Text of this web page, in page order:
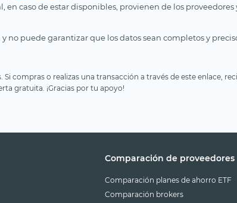
en caso de estar disponibles, provienen de los proveedores
puede garantizar que los datos sean completos y
compras o realizas una transacción a través de este enlace,
gratuita. ¡Gracias por tu apoyo!
Comparación de proveedores
Comparación planes de ahorro ETF
Comparación brokers